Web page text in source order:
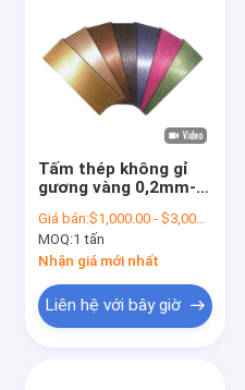
Tấm thép không gỉ
gương vàng 0,2mm-
trí tòa nhà
Giá bán:$1,000.00 - $3,000.00/Tons
MOQ:1 tấn
Nhận giá mới nhất
Liên hệ với bây giờ